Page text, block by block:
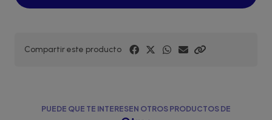
Compartir este producto
PUEDE QUE TE INTERESEN OTROS PRODUCTOS DE